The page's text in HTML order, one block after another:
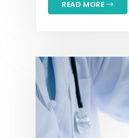
READ MORE